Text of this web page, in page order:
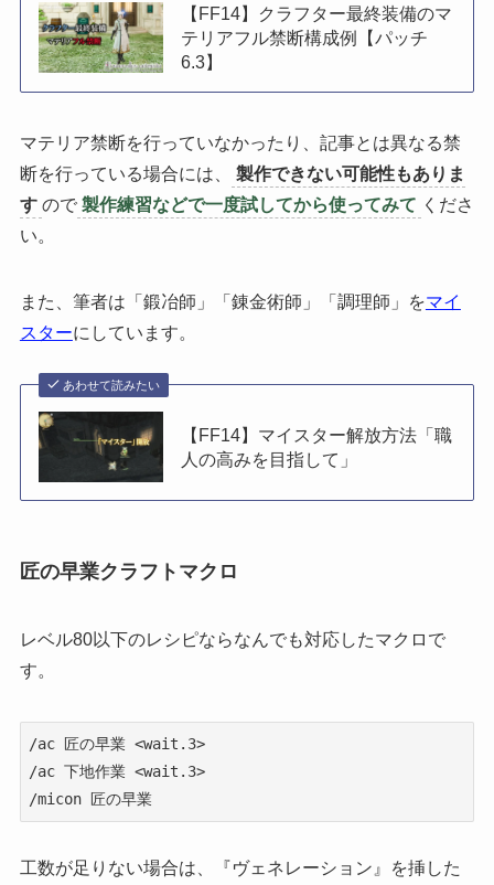
【FF14】クラフター最終装備のマ
テリアフル禁断構成例【パッチ
6.3】
マテリア禁断を行っていなかったり、記事とは異なる禁
断を行っている場合には、
製作できない可能性もありま
す ので 製作練習などで一度試してから使ってみて くださ
い。
また、筆者は「鍛冶師」「錬金術師」「調理師」をマイ
スターにしています。
あわせて読みたい
【FF14】マイスター解放方法「職
人の高みを目指して」
匠の早業クラフトマクロ
レベル80以下のレシピならなんでも対応したマクロで
す。
/ac 匠の早業 <wait.3>
/ac 下地作業 <wait.3>
/micon 匠の早業
工数が足りない場合は、『ヴェネレーション』を挿した